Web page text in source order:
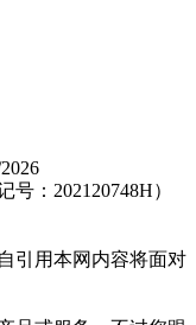
：202120748H）
引用本网内容将面对